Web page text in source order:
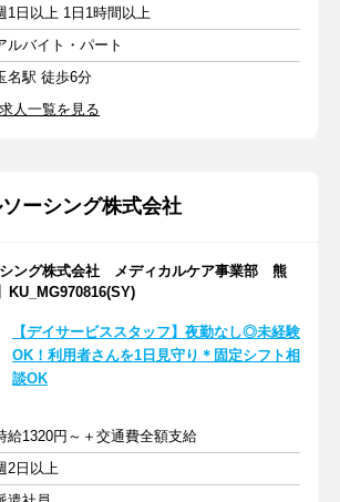
1日以上 1日1時間以上
ルバイト・パート
名駅 徒歩6分
人一覧を見る
ーシング株式会社
シング株式会社 メディカルケア事業部 熊
KU_MG970816(SY)
【デイサービススタッフ】夜勤なし◎未経験
OK！利用者さんを1日見守り＊固定シフト相
談OK
給1320円～＋交通費全額支給
2日以上